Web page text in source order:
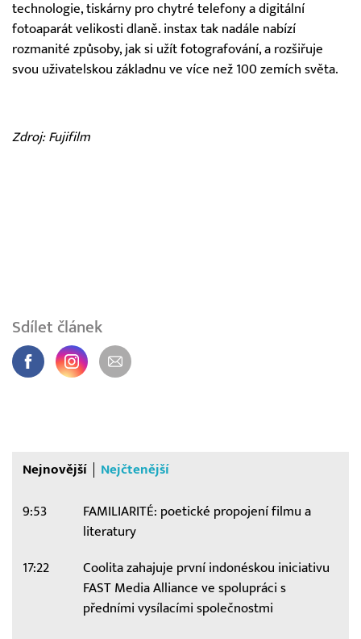
technologie, tiskárny pro chytré telefony a digitální
fotoaparát velikosti dlaně. instax tak nadále nabízí
rozmanité způsoby, jak si užít fotografování, a rozšiřuje
svou uživatelskou základnu ve více než 100 zemích světa.
Zdroj: Fujifilm
Sdílet článek
Nejnovější Nejčtenější
9:53
FAMILIARITÉ: poetické propojení filmu a
literatury
17:22
Coolita zahajuje první indonéskou iniciativu
FAST Media Alliance ve spolupráci s
předními vysílacími společnostmi